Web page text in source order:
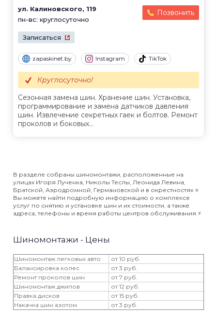
ул. Калиновского, 119
пн-вс: круглосуточно
Позвонить
Записаться
zapaskinet.by Instagram TikTok
Сезонная замена шин. Хранение шин. Установка,
программирование и замена датчиков давления
шин. Извлечение секретных гаек и болтов. Ремонт
проколов и боковых...
Круглосуточно!
В разделе собраны шиномонтажи, расположенные на
улицах Игоря Лученка, Николы Теслы, Леонида Левина,
Братской, Аэродромной, Германовской и в окрестностях ⭐️
Вы можете найти подробную информацию о комплексе
услуг по снятию и установке шин и их стоимости, а также
адреса, телефоны и время работы центров обслуживания ⚡️
Шиномонтажи - Цены
Шиномонтаж легковых авто
от 10 руб.
Балансировка колес
от 3 руб.
Ремонт проколов шин
от 7 руб.
Шиномонтаж джипов
от 12 руб.
Правка дисков
от 15 руб.
Накачка шин азотом
от 3 руб.